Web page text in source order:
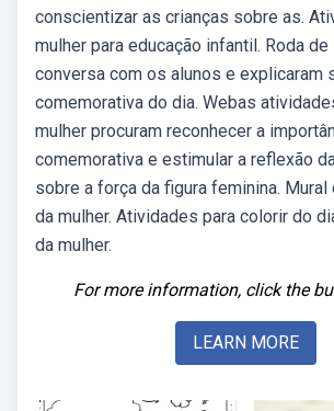
conscientizar as crianças sobre as.
mulher para educação infantil. Roda de
conversa com os alunos e explicaram
comemorativa do dia. Webas
mulher procuram reconhecer a
comemorativa e estimular a reflexão
sobre a força da figura feminina. Mural
da mulher. Atividades para colorir do
da mulher.
For more information, click the
LEARN MORE